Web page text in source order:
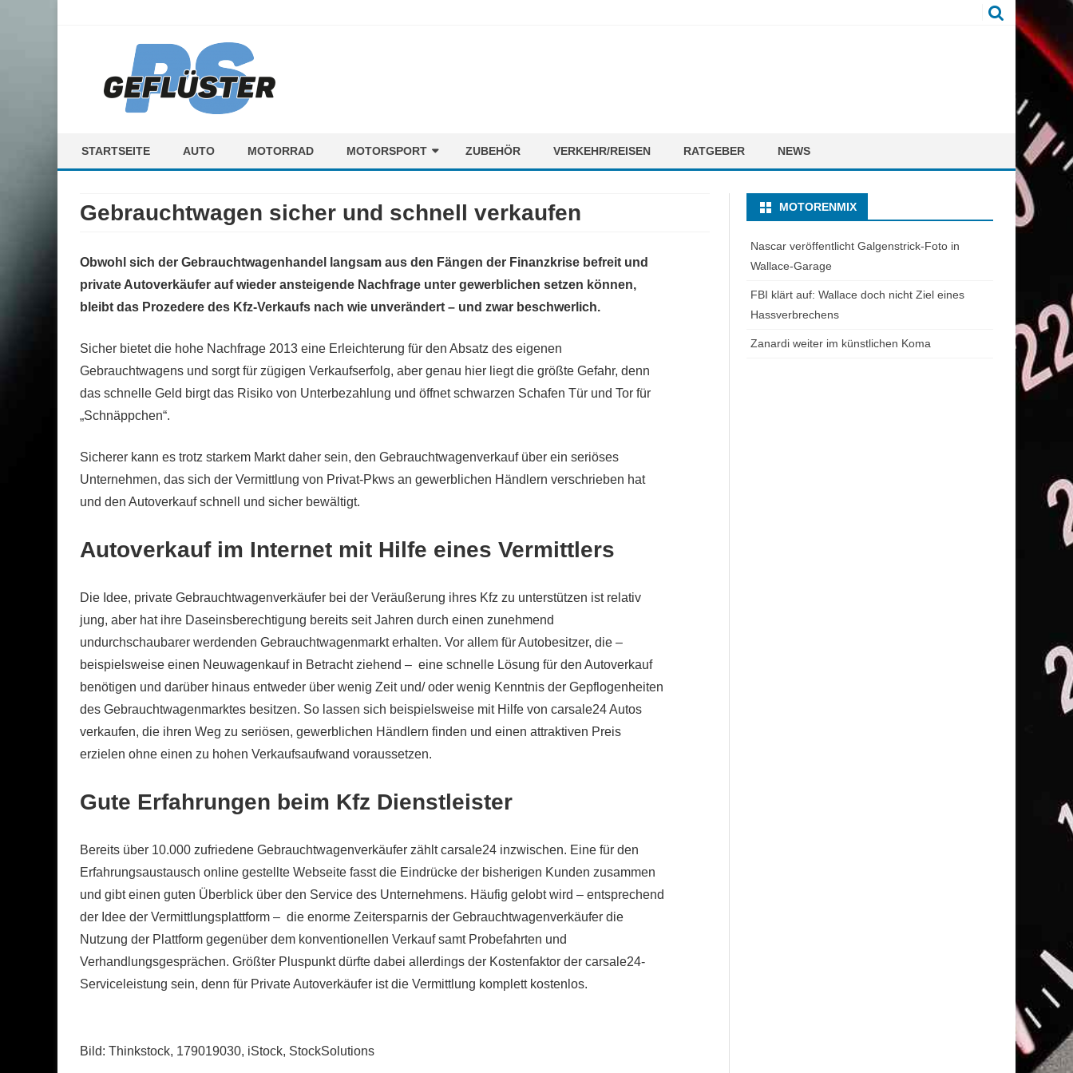
STARTSEITE AUTO MOTORRAD MOTORSPORT
FAHRER
TEAMS
MOTORENMIX
ZUBEHÖR VERKEHR/REISEN RATGEBER NEWS
Gebrauchtwagen sicher und schnell verkaufen
Obwohl sich der Gebrauchtwagenhandel langsam aus den Fängen der Finanzkrise befreit und
private Autoverkäufer auf wieder ansteigende Nachfrage unter gewerblichen setzen können,
bleibt das Prozedere des Kfz-Verkaufs nach wie unverändert – und zwar beschwerlich.
Sicher bietet die hohe Nachfrage 2013 eine Erleichterung für den Absatz des eigenen
Gebrauchtwagens und sorgt für zügigen Verkaufserfolg, aber genau hier liegt die größte Gefahr, denn
das schnelle Geld birgt das Risiko von Unterbezahlung und öffnet schwarzen Schafen Tür und Tor für
„Schnäppchen“.
Sicherer kann es trotz starkem Markt daher sein, den Gebrauchtwagenverkauf über ein seriöses
Unternehmen, das sich der Vermittlung von Privat-Pkws an gewerblichen Händlern verschrieben hat
und den Autoverkauf schnell und sicher bewältigt.
Autoverkauf im Internet mit Hilfe eines Vermittlers
Die Idee, private Gebrauchtwagenverkäufer bei der Veräußerung ihres Kfz zu unterstützen ist relativ
jung, aber hat ihre Daseinsberechtigung bereits seit Jahren durch einen zunehmend
undurchschaubarer werdenden Gebrauchtwagenmarkt erhalten. Vor allem für Autobesitzer, die –
beispielsweise einen Neuwagenkauf in Betracht ziehend – eine schnelle Lösung für den Autoverkauf
benötigen und darüber hinaus entweder über wenig Zeit und/ oder wenig Kenntnis der Gepflogenheiten
des Gebrauchtwagenmarktes besitzen. So lassen sich beispielsweise mit Hilfe von carsale24 Autos
verkaufen, die ihren Weg zu seriösen, gewerblichen Händlern finden und einen attraktiven Preis
erzielen ohne einen zu hohen Verkaufsaufwand voraussetzen.
Gute Erfahrungen beim Kfz Dienstleister
Bereits über 10.000 zufriedene Gebrauchtwagenverkäufer zählt carsale24 inzwischen. Eine für den
Erfahrungsaustausch online gestellte Webseite fasst die Eindrücke der bisherigen Kunden zusammen
und gibt einen guten Überblick über den Service des Unternehmens. Häufig gelobt wird – entsprechend
der Idee der Vermittlungsplattform – die enorme Zeitersparnis der Gebrauchtwagenverkäufer die
Nutzung der Plattform gegenüber dem konventionellen Verkauf samt Probefahrten und
Verhandlungsgesprächen. Größter Pluspunkt dürfte dabei allerdings der Kostenfaktor der carsale24-
Serviceleistung sein, denn für Private Autoverkäufer ist die Vermittlung komplett kostenlos.
Bild: Thinkstock, 179019030, iStock, StockSolutions
MOTORENMIX
Nascar veröffentlicht Galgenstrick-Foto in
Wallace-Garage
FBI klärt auf: Wallace doch nicht Ziel eines
Hassverbrechens
Zanardi weiter im künstlichen Koma